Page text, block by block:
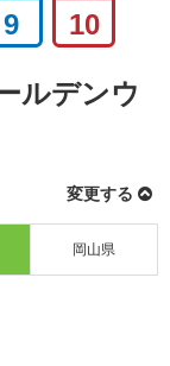
9 10
ルデンウ
変更する
岡山県